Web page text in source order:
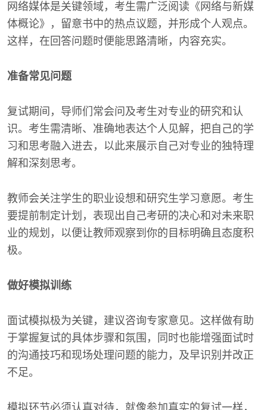
网络媒体是关键领域，考生需广泛阅读《网络与新媒
体概论》，留意书中的热点议题，并形成个人观点。
这样，在回答问题时便能思路清晰，内容充实。
准备常见问题
复试期间，导师们常会问及考生对专业的研究和认
识。考生需清晰、准确地表达个人见解，把自己的学
习和思考融入进去，以此来展示自己对专业的独特理
解和深刻思考。
教师会关注学生的职业设想和研究生学习意愿。考生
要提前制定计划，表现出自己考研的决心和对未来职
业的规划，以便让教师观察到你的目标明确且态度积
极。
做好模拟训练
面试模拟极为关键，建议咨询专家意见。这样做有助
于掌握复试的具体步骤和氛围，同时也能增强面试时
的沟通技巧和现场处理问题的能力，及早识别并改正
不足。
模拟环节必须认真对待，就像参加真实的复试一样，